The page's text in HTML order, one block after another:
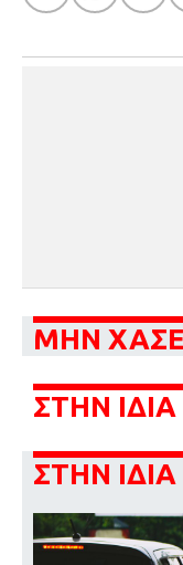
ΜΗΝ
ΣΤΗΝ
ΣΤΗΝ